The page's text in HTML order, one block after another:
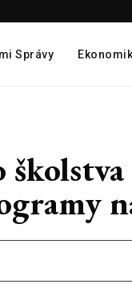
Správy